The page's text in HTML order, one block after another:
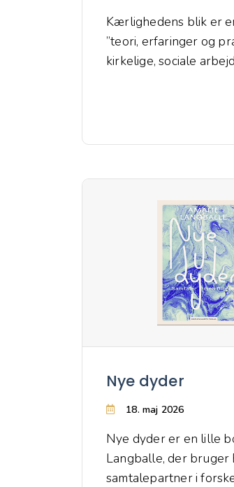
Kærlighedens blik er
”teori, erfaringer og
kirkelige, sociale
Nye dyder
18. maj 2026
Nye dyder er en lille
Langballe, der bruger
samtalepartner i